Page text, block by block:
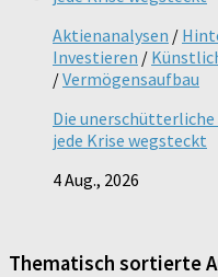
Aktienanalysen /
Investieren /
/Vermögensaufbau
Die unerschütterliche
jede Krise wegsteckt
4 Aug., 2026
Thematisch sortierte